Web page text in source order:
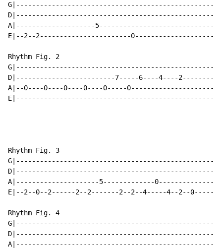
G|--------------------------------------------------|
D|--------------------------------------------------|
A|--------------------5-----------------------------|
E|--2--2-----------------------0--------------------|
Rhythm Fig. 2
G|--------------------------------------------------|
D|-------------------------7-----6----4----2--------|
A|--0----0----0----0----0-----0---------------------
E|--------------------------------------------------|
Rhythm Fig. 3
G|--------------------------------------------------|
D|--------------------------------------------------|
A|---------------------5-------------0--------------
E|--2--0--2------2--2-------2--2--4-----4--2--0-----|
Rhythm Fig. 4
G|--------------------------------------------------|
D|--------------------------------------------------|
A|--------------------------------------------------|